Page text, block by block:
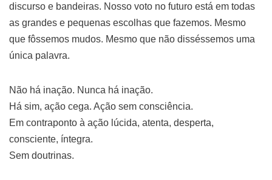
discurso e bandeiras. Nosso voto no futuro está em todas
as grandes e pequenas escolhas que fazemos. Mesmo
que fôssemos mudos. Mesmo que não disséssemos uma
única palavra.
Não há inação. Nunca há inação.
Há sim, ação cega. Ação sem consciência.
Em contraponto à ação lúcida, atenta, desperta,
consciente, íntegra.
Sem doutrinas.